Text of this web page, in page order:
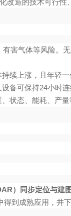
造的技术可行
害气体等风险。
续上涨，且年轻
备可保持24小时
状态、能耗、产
）同步定位与建
到成熟应用，井